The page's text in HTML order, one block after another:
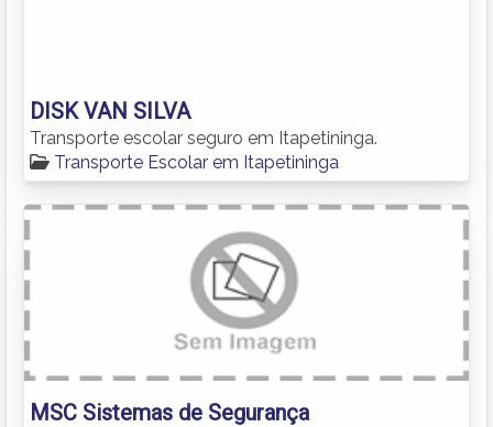
DISK VAN SILVA
Transporte escolar seguro em Itapetininga.
Transporte Escolar em Itapetininga
MSC Sistemas de Segurança